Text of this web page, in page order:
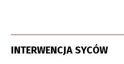
INTERWENCJA SYCÓW